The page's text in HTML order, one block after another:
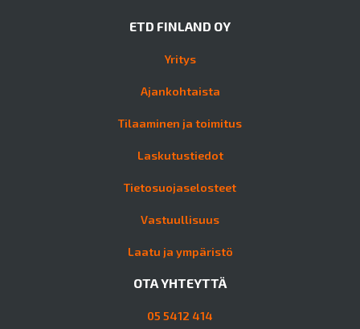
ETD FINLAND OY
Yritys
Ajankohtaista
Tilaaminen ja toimitus
Laskutustiedot
Tietosuojaselosteet
Vastuullisuus
Laatu ja ympäristö
OTA YHTEYTTÄ
05 5412 414